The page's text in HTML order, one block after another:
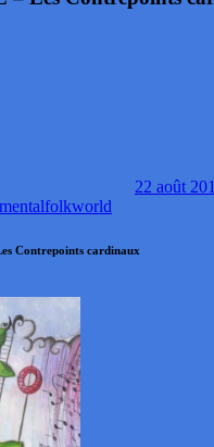
22 août
folkworld
Contrepoints cardinaux